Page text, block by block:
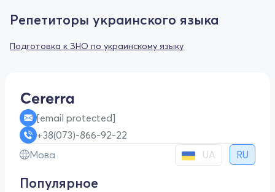
Репетиторы украинского языка
Подготовка к ЗНО по украинскому языку
[email protected]
+38(073)-866-92-22
Мова
UA RU
Популярное